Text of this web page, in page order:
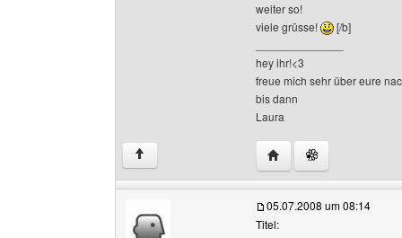
weiter so!
viele grüsse!
[/b]
hey ihr!<3
freue mich sehr über eure
bis dann
Laura
↑ Website dieses
05.07.2008 um 08:14
Titel: